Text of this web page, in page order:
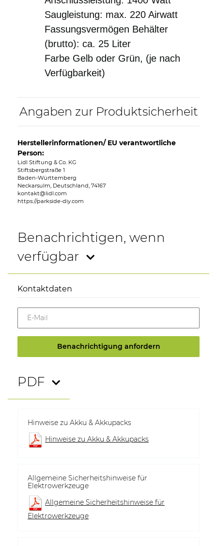
Saugleistung: max. 220 Airwatt
Fassungsvermögen Behälter
(brutto): ca. 25 Liter
Farbe Gelb oder Grün, (je nach
Verfügbarkeit)
Angaben zur Produktsicherheit
Herstellerinformationen/ EU verantwortliche
Person:
Lidl Stiftung & Co. KG
Stiftsbergstraße 1
Baden-Württemberg
Neckarsulm, Deutschland, 74167
kontakt@lidl.com
https://parkside-diy.com
Benachrichtigen, wenn
verfügbar
Kontaktdaten
E-Mail
Benachrichtigung anfordern
PDF
Hinweise zu Akku & Akkupacks
Hinweise zu Akku & Akkupacks
Allgemeine Sicherheitshinweise für
Elektrowerkzeuge
Allgemeine Sicherheitshinweise für
Elektrowerkzeuge